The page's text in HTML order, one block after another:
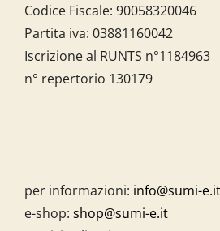
Codice Fiscale: 90058320046
Partita iva: 03881160042
Iscrizione al RUNTS n°1184963
n° repertorio 130179
per informazioni: info@sumi-e.it
e-shop: shop@sumi-e.it